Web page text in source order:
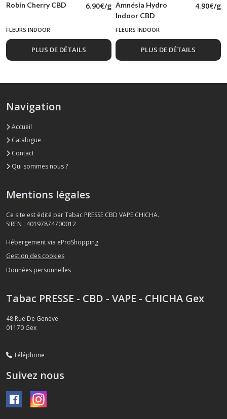
Robin Cherry CBD 6.90€/g
FLEURS INDOOR
PLUS DE DÉTAILS
Amnésia Hydro
Indoor CBD
4.90€/g
FLEURS INDOOR
PLUS DE DÉTAILS
Navigation
Accueil
Catalogue
Contact
Qui sommes nous ?
Mentions légales
Ce site est édité par Tabac PRESSE CBD VAPE CHICHA.
SIREN : 40197874700012
Hébergement via eProShopping
Gestion des cookies
Données personnelles
Tabac PRESSE - CBD - VAPE - CHICHA Gex
48 Rue De Genève
01170 Gex
Téléphone
Suivez nous